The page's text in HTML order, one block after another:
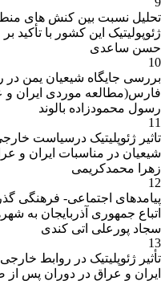
تحلیل نسبت بین کنش های
ژئوپولیتیک این کشور با
حسن ساعدی
10
بررسی جایگاه شیعیان یمن در
فارس(مطالعه موردی ایران و
رسول محمودزاده بالوند
11
تاثیر ژئوپلیتیک درسیاست
شیعیان در مناسبات ایران و
زهرا محمدکریمی
12
پیامدهای اجتماعی- فرهنگی
اتباع جمهوری آذربایجان به
سجاد پورعلی اتی کندی
13
تأثیر ژئوپلیتیک در روابط
ایران و عراق در دوران پس از